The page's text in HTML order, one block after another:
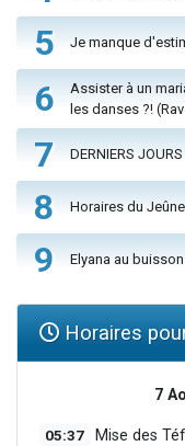
5 Je manque
6
Assister à un
les danses ?!
7 DERNIERS
8 Horaires du
9 Elyana au
Horaires
7
05:37 Mise des